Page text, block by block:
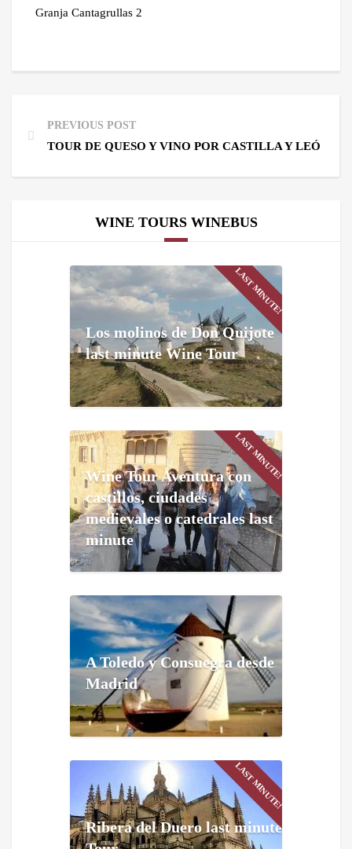
Granja Cantagrullas 2
PREVIOUS POST
TOUR DE QUESO Y VINO POR CASTILLA Y LEÓN
WINE TOURS WINEBUS
LAST MINUTE!
Los molinos de Don Quijote
last minute Wine Tour
LAST MINUTE!
Wine Tour Aventura con
castillos, ciudades
medievales o catedrales last
minute
A Toledo y Consuegra desde
Madrid
LAST MINUTE!
Ribera del Duero last minute